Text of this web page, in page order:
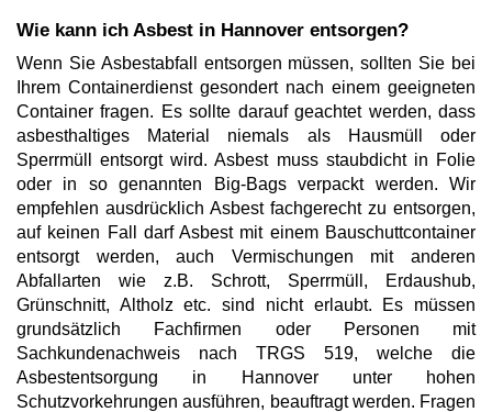
Wie kann ich Asbest in Hannover entsorgen?
Wenn Sie Asbestabfall entsorgen müssen, sollten Sie bei
Ihrem Containerdienst gesondert nach einem geeigneten
Container fragen. Es sollte darauf geachtet werden, dass
asbesthaltiges Material niemals als Hausmüll oder
Sperrmüll entsorgt wird. Asbest muss staubdicht in Folie
oder in so genannten Big-Bags verpackt werden. Wir
empfehlen ausdrücklich Asbest fachgerecht zu entsorgen,
auf keinen Fall darf Asbest mit einem Bauschuttcontainer
entsorgt werden, auch Vermischungen mit anderen
Abfallarten wie z.B. Schrott, Sperrmüll, Erdaushub,
Grünschnitt, Altholz etc. sind nicht erlaubt. Es müssen
grundsätzlich Fachfirmen oder Personen mit
Sachkundenachweis nach TRGS 519, welche die
Asbestentsorgung in Hannover unter hohen
Schutzvorkehrungen ausführen, beauftragt werden. Fragen